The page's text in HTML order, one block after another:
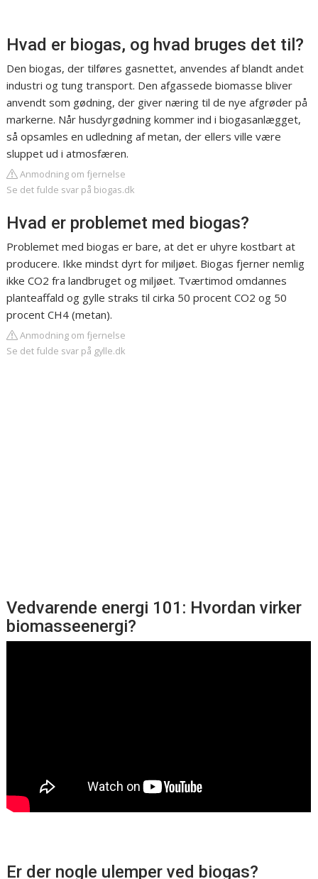
Hvad er biogas, og hvad bruges det til?
Den biogas, der tilføres gasnettet, anvendes af blandt andet
industri og tung transport. Den afgassede biomasse bliver
anvendt som gødning, der giver næring til de nye afgrøder på
markerne. Når husdyrgødning kommer ind i biogasanlægget,
så opsamles en udledning af metan, der ellers ville være
sluppet ud i atmosfæren.
Anmodning om fjernelse
Se det fulde svar på biogas.dk
Hvad er problemet med biogas?
Problemet med biogas er bare, at det er uhyre kostbart at
producere. Ikke mindst dyrt for miljøet. Biogas fjerner nemlig
ikke CO2 fra landbruget og miljøet. Tværtimod omdannes
planteaffald og gylle straks til cirka 50 procent CO2 og 50
procent CH4 (metan).
Anmodning om fjernelse
Se det fulde svar på gylle.dk
Vedvarende energi 101: Hvordan virker
biomasseenergi?
Er der nogle ulemper ved biogas?